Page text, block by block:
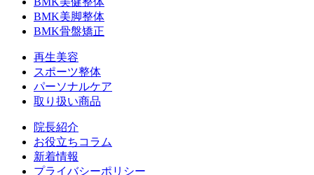
BMK美脚整体
BMK骨盤矯正
再生美容
スポーツ整体
パーソナルケア
取り扱い商品
院長紹介
お役立ちコラム
新着情報
プライバシーポリシー